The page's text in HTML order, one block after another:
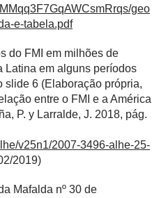
geo
e-tabela.pdf
do FMI em milhões de
Latina em alguns períodos
slide 6 (Elaboração própria,
entre o FMI e a América
P. y Larralde, J. 2018, pág.
v25n1/2007-3496-alhe-25-
2019)
Mafalda nº 30 de